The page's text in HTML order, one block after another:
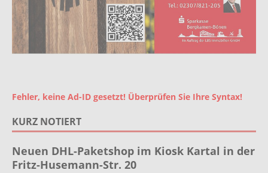
Fehler, keine Ad-ID gesetzt! Überprüfen Sie Ihre Syntax!
KURZ NOTIERT
Neuen DHL-Paketshop im Kiosk Kartal in der
Fritz-Husemann-Str. 20